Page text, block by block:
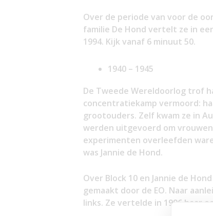
Over de periode van voor de
familie De Hond vertelt ze in
1994. Kijk vanaf 6 minuut 50.
1940 – 1945
De Tweede Wereldoorlog trof
concentratiekamp vermoord:
grootouders. Zelf kwam ze in
werden uitgevoerd om
experimenten overleefden
was Jannie de Hond.
Over Block 10 en Jannie de
gemaakt door de EO. Naar
links. Ze vertelde in 1996 haar